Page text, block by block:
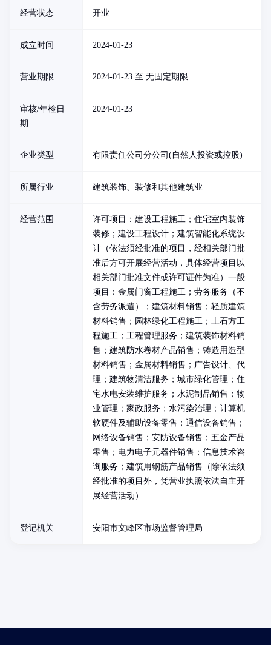
经营状态 开业
成立时间 2024-01-23
营业期限 2024-01-23 至 无固定期限
审核/年检日
期
2024-01-23
企业类型 有限责任公司分公司(自然人投资或控股)
所属行业 建筑装饰、装修和其他建筑业
经营范围
许可项目：建设工程施工；住宅室内装饰
装修；建设工程设计；建筑智能化系统设
计（依法须经批准的项目，经相关部门批
准后方可开展经营活动，具体经营项目以
相关部门批准文件或许可证件为准）一般
项目：金属门窗工程施工；劳务服务（不
含劳务派遣）；建筑材料销售；轻质建筑
材料销售；园林绿化工程施工；土石方工
程施工；工程管理服务；建筑装饰材料销
售；建筑防水卷材产品销售；铸造用造型
材料销售；金属材料销售；广告设计、代
理；建筑物清洁服务；城市绿化管理；住
宅水电安装维护服务；水泥制品销售；物
业管理；家政服务；水污染治理；计算机
软硬件及辅助设备零售；通信设备销售；
网络设备销售；安防设备销售；五金产品
零售；电力电子元器件销售；信息技术咨
询服务；建筑用钢筋产品销售（除依法须
经批准的项目外，凭营业执照依法自主开
展经营活动）
登记机关 安阳市文峰区市场监督管理局